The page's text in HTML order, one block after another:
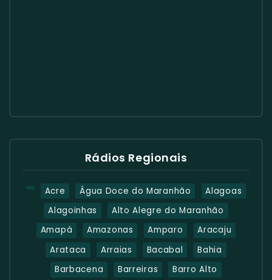
Rádios Regionais
Acre Água Doce do Maranhão
Alagoas
Alagoinhas
Alto Alegre do Maranhão
Amapá
Amazonas Amparo
Aracaju
Arataca
Arraias Bacabal
Bahia
Barbacena
Barreiras Barro Alto